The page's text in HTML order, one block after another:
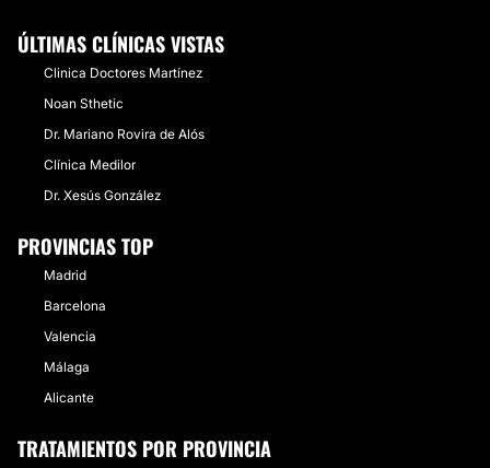
ÚLTIMAS CLÍNICAS VISTAS
Clinica Doctores Martínez
Noan Sthetic
Dr. Mariano Rovira de Alós
Clínica Medilor
Dr. Xesús González
PROVINCIAS TOP
Madrid
Barcelona
Valencia
Málaga
Alicante
TRATAMIENTOS POR PROVINCIA